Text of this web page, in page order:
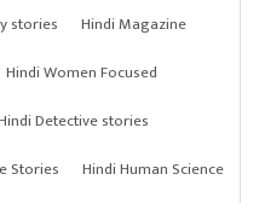
stories
Hindi Magazine
Hindi Women Focused
Detective stories
Stories
Hindi Human Science